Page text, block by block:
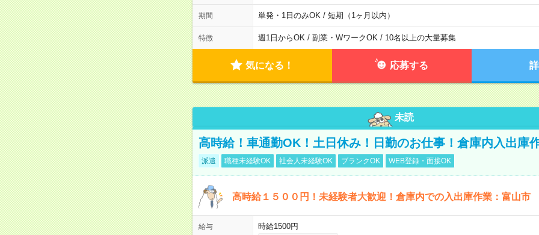
期間 単発・1日のみOK / 短期（1ヶ月以内）
特徴 週1日からOK / 副業・WワークOK / 10名以上の大量募集
気になる！ 応募する
未読
高時給！車通勤OK！土日休み！日勤のお仕事！倉庫内入出庫
派遣 職種未経験OK 社会人未経験OK ブランクOK WEB登録・面接OK
高時給１５００円！未経験者大歓迎！倉庫内での入出庫作業：富山市
給与 時給1500円